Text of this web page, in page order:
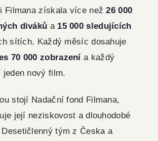
Filmana získala více než26 000
diváků a 15 000 sledujících
sítích. Každý měsíc dosahuje
70 000 zobrazení a každý
jeden nový film.
stojí Nadační fond Filmana,
její neziskovost a dlouhodobé
tým z Česka a